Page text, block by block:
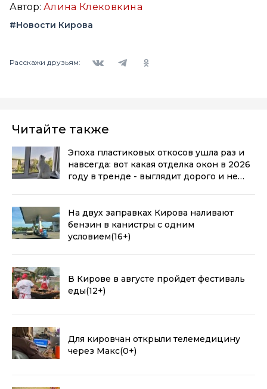
Автор: Алина Клековкина
#Новости Кирова
Расскажи друзьям:
Читайте также
Эпоха пластиковых откосов ушла раз и
навсегда: вот какая отделка окон в 2026
году в тренде - выглядит дорого и не
На двух заправках Кирова наливают
бензин в канистры с одним
условием(16+)
В Кирове в августе пройдет фестиваль
еды(12+)
Для кировчан открыли телемедицину
через Макс(0+)